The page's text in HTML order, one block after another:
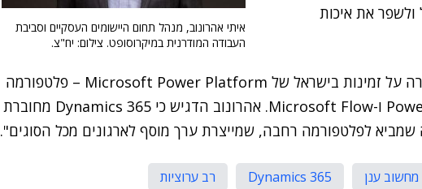
איתי אהרונוב, מנהל תחום היישומים העסקיים וסביבת
העבודה המודרנית במיקרוסופט. צילום: יח"צ.
את איכות
במהלך שבוע הענן הכריזה החברה על זמינות בישראל של Microsoft Power Platform – פלטפורמה
שכוללת את Power BI, Power Apps ו-Microsoft Flow. אהרונוב הדגיש כי Dynamics 365 מחוברת
שמביא לפלטפורמה רחבה, שמייצרת ערך מוסף לארגונים מכל הסוגים".
מחשוב ענן Dynamics 365 רב ערוציות